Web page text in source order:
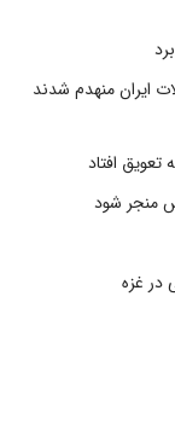
در حملات ایران منهدم شدند
افتاد
منجر شود
در غزه